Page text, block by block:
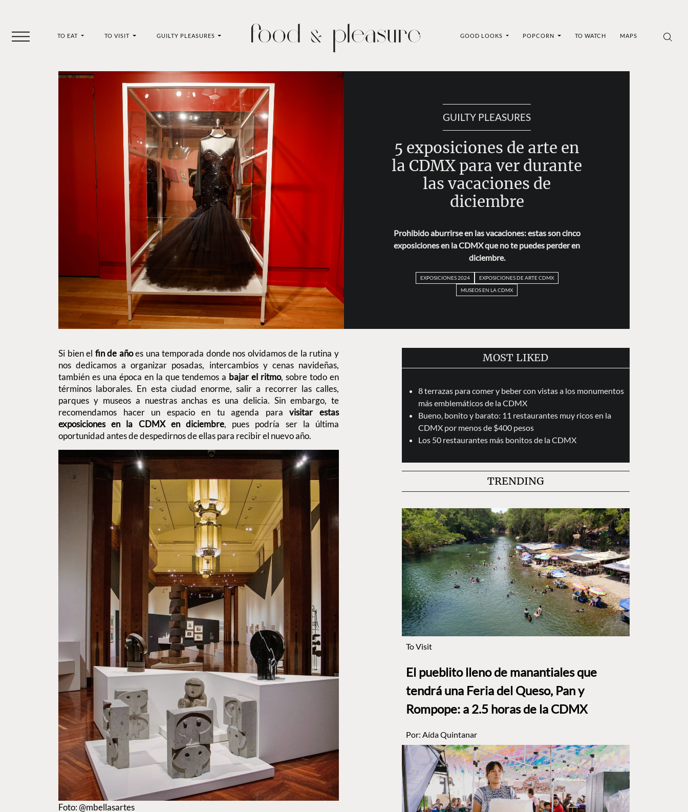
TO EAT TO VISIT GUILTY PLEASURES GOOD LOOKS POPCORN TO WATCH MAPS
GUILTY PLEASURES
5 exposiciones de arte en
la CDMX para ver durante
las vacaciones de
diciembre
Prohibido aburrirse en las vacaciones: estas son cinco
exposiciones en la CDMX que no te puedes perder en
diciembre.
EXPOSICIONES 2024
EXPOSICIONES DE ARTE CDMX
MUSEOS EN LA CDMX
Si bien el fin de añoes una temporada donde nos olvidamos de la rutina y
nos dedicamos a organizar posadas, intercambios y cenas navideñas,
también es una época en la que tendemos a bajar el ritmo, sobre todo en
términos laborales. En esta ciudad enorme, salir a recorrer las calles,
parques y museos a nuestras anchas es una delicia. Sin embargo, te
recomendamos hacer un espacio en tu agenda paravisitar estas
exposiciones en la CDMX en diciembre, pues podría ser la última
oportunidad antes de despedirnos de ellas para recibir el nuevo año.
Foto: @mbellasartes
MOST LIKED
8 terrazas para comer y beber con vistas a los monumentos
más emblemáticos de la CDMX
Bueno, bonito y barato: 11 restaurantes muy ricos en la
CDMX por menos de $400 pesos
Los 50 restaurantes más bonitos de la CDMX
TRENDING
To Visit
El pueblito lleno de manantiales que
tendrá una Feria del Queso, Pan y
Rompope: a 2.5 horas de la CDMX
Por: Aída Quintanar